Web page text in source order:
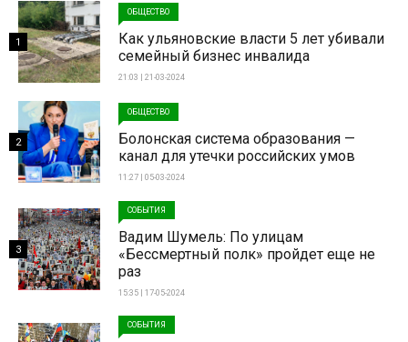
ОБЩЕСТВО
Как ульяновские власти 5 лет убивали
семейный бизнес инвалида
21:03 | 21-03-2024
1
ОБЩЕСТВО
Болонская система образования —
канал для утечки российских умов
11:27 | 05-03-2024
2
СОБЫТИЯ
Вадим Шумель: По улицам
«Бессмертный полк» пройдет еще не
раз
15:35 | 17-05-2024
3
СОБЫТИЯ